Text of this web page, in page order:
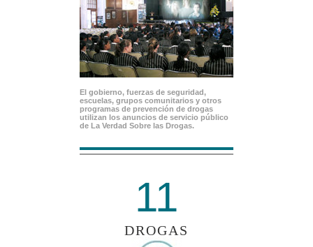
El gobierno, fuerzas de seguridad,
escuelas, grupos comunitarios y otros
programas de prevención de drogas
utilizan los anuncios de servicio público
de La Verdad Sobre las Drogas.
11
DROGAS